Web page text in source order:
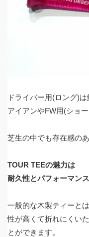
ドライバー用(ロング)は
アイアンやFW用(ショー
芝生の中でも存在感の
TOUR TEEの魅力は
耐久性とパフォーマン
一般的な木製ティーと
性が高くて折れにくい
とができます。